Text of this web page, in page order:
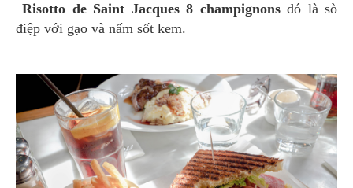
Risotto de Saint Jacques 8 champignonsđó là sò
điệp với gạo và nấm sốt kem.